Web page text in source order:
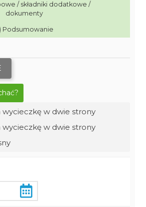
/ składniki dodatkowe /
dokumenty
Podsumowanie
wycieczkę w dwie strony
wycieczkę w dwie strony